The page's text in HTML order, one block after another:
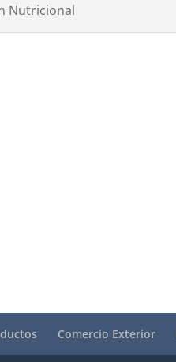
Nutricional
Comercio Exterior